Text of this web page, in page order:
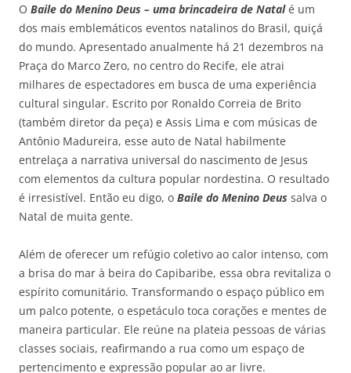
O Baile do Menino Deus – uma brincadeira de Natalé um
dos mais emblemáticos eventos natalinos do Brasil, quiçá
do mundo. Apresentado anualmente há 21 dezembros na
Praça do Marco Zero, no centro do Recife, ele atrai
milhares de espectadores em busca de uma experiência
cultural singular. Escrito por Ronaldo Correia de Brito
(também diretor da peça) e Assis Lima e com músicas de
Antônio Madureira, esse auto de Natal habilmente
entrelaça a narrativa universal do nascimento de Jesus
com elementos da cultura popular nordestina. O resultado
é irresistível. Então eu digo, o Baile do Menino Deus salva o
Natal de muita gente.
Além de oferecer um refúgio coletivo ao calor intenso, com
a brisa do mar à beira do Capibaribe, essa obra revitaliza o
espírito comunitário. Transformando o espaço público em
um palco potente, o espetáculo toca corações e mentes de
maneira particular. Ele reúne na plateia pessoas de várias
classes sociais, reafirmando a rua como um espaço de
pertencimento e expressão popular ao ar livre.